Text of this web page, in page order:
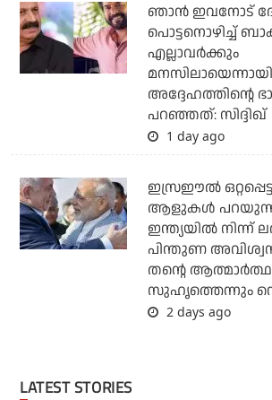
ഞാന്‍ ഇവനോട്
പൊട്ടനൊഴിച്ച്
എല്ലാവര്‍ക്കും
അദ്ദേഹത്തിന്റെ
പറഞ്ഞത്: സിദ്ദിഖ്
1 day ago
ഇസ്രഈല്‍
ആളുകള്‍
ഇന്ത്യയില്‍ നിന്ന്
പിന്തുണ
തന്റെ ആത്മാര്‍ത്ഥ
സുഹൃത്തെന്നും
2 days ago
LATEST STORIES